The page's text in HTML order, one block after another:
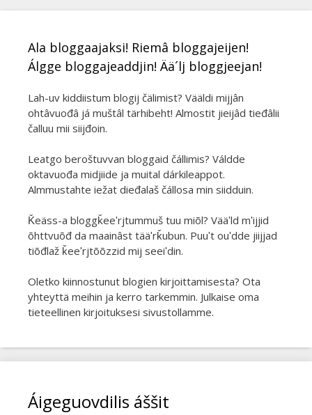
Ala bloggaajaksi! Riemâ bloggajeijen!
Álgge bloggajeaddjin! Ää´lj bloggjeejan!
Lah-uv kiddiistum blogij čälimist? Vääldi mijjân
ohtâvuođâ já muštâl tärhibeht! Almostit jieijâd tieđâlii
čalluu mii siijđoin.
Leatgo beroštuvvan bloggaid čállimis? Váldde
oktavuođa midjiide ja muital dárkileappot.
Almmustahte iežat dieđalaš čállosa min siidduin.
Ǩeäss-a bloggǩeeʹrjtummuš tuu miõl? Vääʹld mʹijjid
õhttvuõđ da maainâst tääʹrǩubun. Puuʹt ouʹdde jiijjad
tiõđlaž ǩeeʹrjtõõzzid mij seeiʹdin.
Oletko kiinnostunut blogien kirjoittamisesta? Ota
yhteyttä meihin ja kerro tarkemmin. Julkaise oma
tieteellinen kirjoituksesi sivustollamme.
Áigeguovdilis áššit